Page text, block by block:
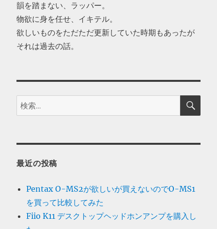
韻を踏まない、ラッパー。
物欲に身を任せ、イキテル。
欲しいものをただただ更新していた時期もあったが
それは過去の話。
検
索:
検
最近の投稿
Pentax O-MS2が欲しいが買えないのでO-MS1
を買って比較してみた
Fiio K11 デスクトップヘッドホンアンプを購入し